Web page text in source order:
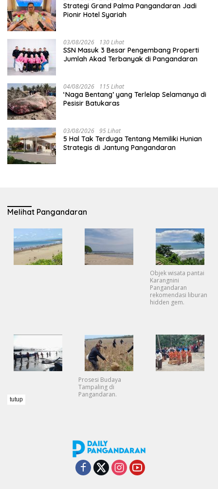
Strategi Grand Palma Pangandaran Jadi
Pionir Hotel Syariah
03/08/2026 130 Lihat
SSN Masuk 3 Besar Pengembang Properti
Jumlah Akad Terbanyak di Pangandaran
04/08/2026 115 Lihat
‘Naga Bentang’ yang Terlelap Selamanya di
Pesisir Batukaras
03/08/2026 95 Lihat
5 Hal Tak Terduga Tentang Memiliki Hunian
Strategis di Jantung Pangandaran
Melihat Pangandaran
Objek wisata pantai
Karangnini
Pangandaran
rekomendasi liburan
hidden gem.
Prosesi Budaya
Tampaling di
Pangandaran.
tutup